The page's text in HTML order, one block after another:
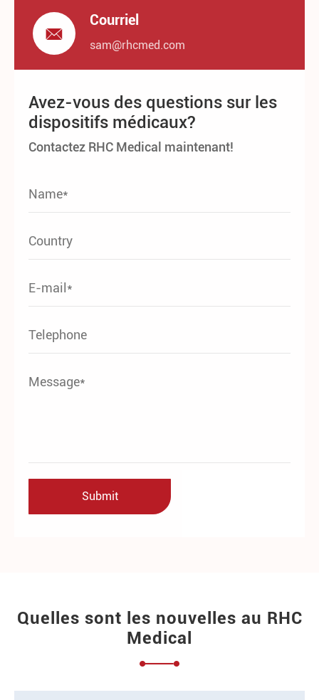

Courriel
sam@rhcmed.com
Avez-vous des questions sur les
dispositifs médicaux?
Contactez RHC Medical maintenant!
Quelles sont les nouvelles au RHC
Medical